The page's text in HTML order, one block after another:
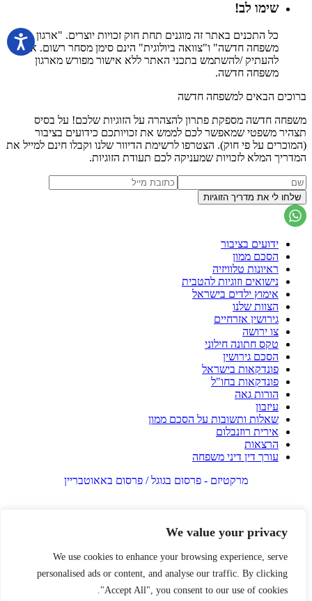
We value your privacy
We use cookies to enhance your browsing experience, serve
personalised ads or content, and analyse our traffic. By clicking
"Accept All", you consent to our use of cookies.
שימו לב!
כל התכנים באתר זה מוגנים תחת חוק זכויות יוצרים. "ארגון
משפחה חדשה" ו"צוואה ביולוגית" הינם סימן מסחר רשום. אין
להעתיק /להשתמש בתכני האתר ללא אישור מפורש מארגון
משפחה חדשה.
ברוכים הבאים למשפחה חדשה
משפחה חדשה מספקת פתרון להצהרה על הזוגיות שלכם! על בסיס
תצהיר משפטי שמאפשר לכם לממש את זכויותכם כידועים בציבור
(המוכרים על פי חוק). הצטרפו לרשימת הדיוור שלנו וקבלו חינם למייל את
המדריך המלא לזכויות שמעניקה לכם תעודת הזוגיות.
ידועים בציבור
הסכם ממון
ראיונות טלוויזיה
נישואים וזוגיות להטבית
אימוץ ילדים בישראל
הצוות שלנו
גירושין אזרחיים
צו ירושה
טקס חתונה חילוני
הסכם גירושין
פונדקאות בישראל
פונדקאות בחו"ל
הורות גאה
עיזבון
שאלות ותשובות על הסכם ממון
אירית רוזנבלום
הרצאות
עורך דין דיני משפחה
מרקטיזם - פרסום בגוגל / פרסום באאוטבריין